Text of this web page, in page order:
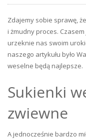
Zdajemy sobie sprawę,
i żmudny proces.
urzeknie nas swoim
naszego artykułu było
weselne będą najlepsze.
Sukienki
zwiewne
A jednocześnie bardzo